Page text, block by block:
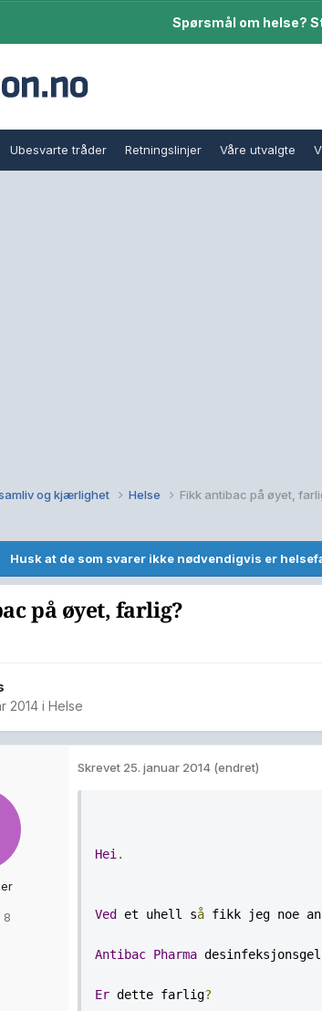
Spørsmål om helse?
Ubesvarte tråder Retningslinjer Våre utvalgte
og kjærlighet Helse Fikk antibac på øyet,
Husk at de som svarer ikke nødvendigvis er
på øyet, farlig?
2014 i Helse
8
Skrevet 25. januar 2014 (endret)
Hei .
Ved et uhell så fikk jeg noe
Antibac Pharma desinfeksjonsgel
Er dette farlig?